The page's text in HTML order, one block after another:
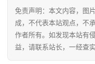
境
航
免责声明：本文内容，图
成，不代表本站观点，不
作者所有。如发现本站有
益，请联系站长，一经查